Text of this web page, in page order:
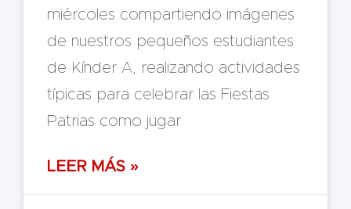
miércoles compartiendo imágenes
de nuestros pequeños estudiantes
de Kínder A, realizando actividades
típicas para celebrar las Fiestas
Patrias como jugar
LEER MÁS »